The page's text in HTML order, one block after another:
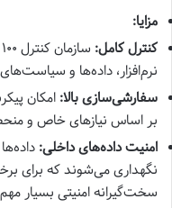
مزایا:
کنترل کامل:
نرم‌افزار، داده‌ها و سیاست‌های
سفارشی‌سازی بالا: امکان
بر اساس نیازهای خاص و
امنیت داده‌های داخلی:
نگهداری می‌شوند که برای
سخت‌گیرانه امنیتی بسیار